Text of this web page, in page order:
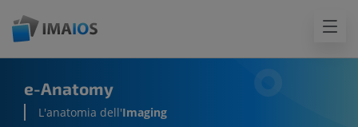
e-Anatomy
L'anatomia dell'Imaging